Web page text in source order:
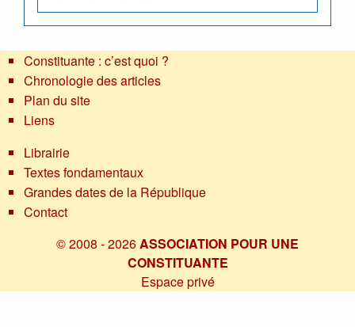
Constituante : c’est quoi ?
Chronologie des articles
Plan du site
Liens
Librairie
Textes fondamentaux
Grandes dates de la République
Contact
© 2008 - 2026ASSOCIATION POUR UNE
CONSTITUANTE
Espace privé